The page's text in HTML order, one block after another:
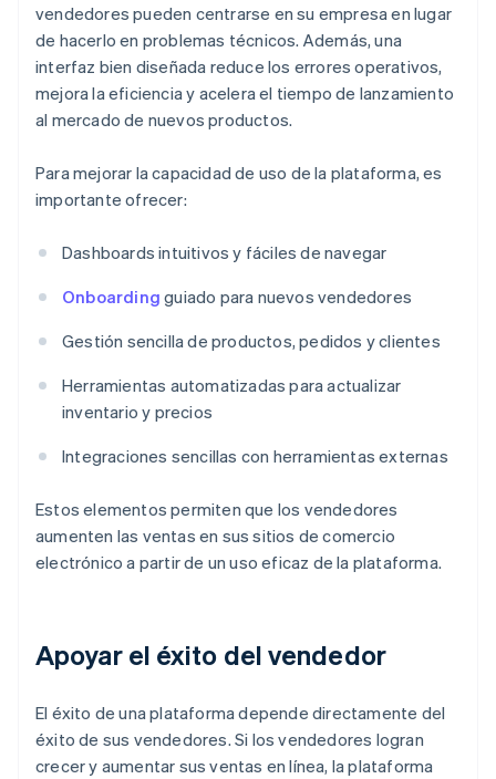
vendedores pueden centrarse en su empresa en lugar
de hacerlo en problemas técnicos. Además, una
interfaz bien diseñada reduce los errores operativos,
mejora la eficiencia y acelera el tiempo de lanzamiento
al mercado de nuevos productos.
Para mejorar la capacidad de uso de la plataforma, es
importante ofrecer:
Dashboards intuitivos y fáciles de navegar
Onboarding guiado para nuevos vendedores
Gestión sencilla de productos, pedidos y clientes
Herramientas automatizadas para actualizar
inventario y precios
Integraciones sencillas con herramientas externas
Estos elementos permiten que los vendedores
aumenten las ventas en sus sitios de comercio
electrónico a partir de un uso eficaz de la plataforma.
Apoyar el éxito del vendedor
El éxito de una plataforma depende directamente del
éxito de sus vendedores. Si los vendedores logran
crecer y aumentar sus ventas en línea, la plataforma